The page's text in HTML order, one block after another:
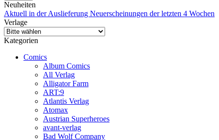
Neuheiten
Aktuell in der Auslieferung Neuerscheinungen der letzten 4 Wochen
Verlage
Kategorien
Comics
Album Comics
All Verlag
Alligator Farm
ART:9
Atlantis Verlag
Atomax
Austrian Superheroes
avant-verlag
Bad Wolf Company